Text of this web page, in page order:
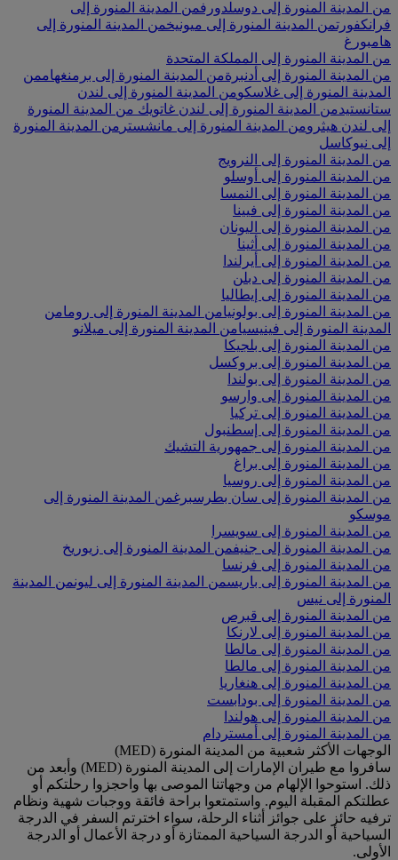
من المدينة المنورة إلى دوسلدورفمن المدينة المنورة إلى
فرانكفورتمن المدينة المنورة إلى ميونيخمن المدينة المنورة إلى
هامبورغ
من المدينة المنورة إلى المملكة المتحدة
من المدينة المنورة إلى أدنبرةمن المدينة المنورة إلى برمنغهاممن
المدينة المنورة إلى غلاسكومن المدينة المنورة إلى لندن
ستانستيدمن المدينة المنورة إلى لندن غاتويك من المدينة المنورة
إلى لندن هيثرومن المدينة المنورة إلى مانشستر من المدينة المنورة
إلى نيوكاسل
من المدينة المنورة إلى النرويج
من المدينة المنورة إلى أوسلو
من المدينة المنورة إلى النمسا
من المدينة المنورة إلى فيينا
من المدينة المنورة إلى اليونان
من المدينة المنورة إلى أثينا
من المدينة المنورة إلى أيرلندا
من المدينة المنورة إلى دبلن
من المدينة المنورة إلى إيطاليا
من المدينة المنورة إلى بولونيامن المدينة المنورة إلى رومامن
المدينة المنورة إلى فينيسيامن المدينة المنورة إلى ميلانو
من المدينة المنورة إلى بلجيكا
من المدينة المنورة إلى بروكسل
من المدينة المنورة إلى بولندا
من المدينة المنورة إلى وارسو
من المدينة المنورة إلى تركيا
من المدينة المنورة إلى إسطنبول
من المدينة المنورة إلى جمهورية التشيك
من المدينة المنورة إلى براغ
من المدينة المنورة إلى روسيا
من المدينة المنورة إلى سان بطرسبرغمن المدينة المنورة إلى
موسكو
من المدينة المنورة إلى سويسرا
من المدينة المنورة إلى جنيفمن المدينة المنورة إلى زيوريخ
من المدينة المنورة إلى فرنسا
من المدينة المنورة إلى باريسمن المدينة المنورة إلى ليونمن المدينة
المنورة إلى نيس
من المدينة المنورة إلى قبرص
من المدينة المنورة إلى لارنكا
من المدينة المنورة إلى مالطا
من المدينة المنورة إلى مالطا
من المدينة المنورة إلى هنغاريا
من المدينة المنورة إلى بودابست
من المدينة المنورة إلى هولندا
من المدينة المنورة إلى أمستردام
الوجهات الأكثر شعبية من المدينة المنورة (MED)
سافروا مع طيران الإمارات إلى المدينة المنورة (MED) وأبعد من
ذلك. استوحوا الإلهام من وجهاتنا الموصى بها واحجزوا رحلتكم أو
عطلتكم المقبلة اليوم. واستمتعوا براحة فائقة ووجبات شهية ونظام
ترفيه حائز على جوائز أثناء الرحلة، سواء اخترتم السفر في الدرجة
السياحية أو الدرجة السياحية الممتازة أو درجة الأعمال أو الدرجة
الأولى.